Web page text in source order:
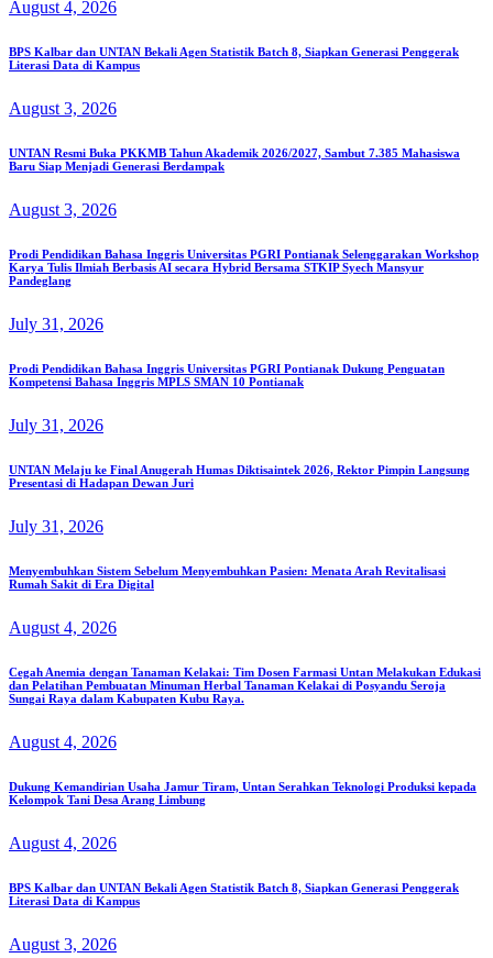
August 4, 2026
BPS Kalbar dan UNTAN Bekali Agen Statistik Batch 8, Siapkan Generasi Penggerak
Literasi Data di Kampus
August 3, 2026
UNTAN Resmi Buka PKKMB Tahun Akademik 2026/2027, Sambut 7.385 Mahasiswa
Baru Siap Menjadi Generasi Berdampak
August 3, 2026
Prodi Pendidikan Bahasa Inggris Universitas PGRI Pontianak Selenggarakan Workshop
Karya Tulis Ilmiah Berbasis AI secara Hybrid Bersama STKIP Syech Mansyur
Pandeglang
July 31, 2026
Prodi Pendidikan Bahasa Inggris Universitas PGRI Pontianak Dukung Penguatan
Kompetensi Bahasa Inggris MPLS SMAN 10 Pontianak
July 31, 2026
UNTAN Melaju ke Final Anugerah Humas Diktisaintek 2026, Rektor Pimpin Langsung
Presentasi di Hadapan Dewan Juri
July 31, 2026
Menyembuhkan Sistem Sebelum Menyembuhkan Pasien: Menata Arah Revitalisasi
Rumah Sakit di Era Digital
August 4, 2026
Cegah Anemia dengan Tanaman Kelakai: Tim Dosen Farmasi Untan Melakukan Edukasi
dan Pelatihan Pembuatan Minuman Herbal Tanaman Kelakai di Posyandu Seroja
Sungai Raya dalam Kabupaten Kubu Raya.
August 4, 2026
Dukung Kemandirian Usaha Jamur Tiram, Untan Serahkan Teknologi Produksi kepada
Kelompok Tani Desa Arang Limbung
August 4, 2026
BPS Kalbar dan UNTAN Bekali Agen Statistik Batch 8, Siapkan Generasi Penggerak
Literasi Data di Kampus
August 3, 2026